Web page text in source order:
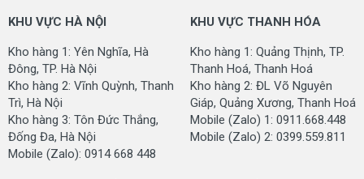
KHU VỰC HÀ NỘI
Kho hàng 1: Yên Nghĩa, Hà
Đông, TP. Hà Nội
Kho hàng 2: Vĩnh Quỳnh, Thanh
Trì, Hà Nội
Kho hàng 3: Tôn Đức Thắng,
Đống Đa, Hà Nội
Mobile (Zalo): 0914 668 448
KHU VỰC THANH HÓA
Kho hàng 1: Quảng Thịnh, TP.
Thanh Hoá, Thanh Hoá
Kho hàng 2: ĐL Võ Nguyên
Giáp, Quảng Xương, Thanh Hoá
Mobile (Zalo) 1: 0911.668.448
Mobile (Zalo) 2: 0399.559.811